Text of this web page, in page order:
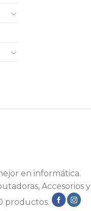
en informática.
Accesorios y
productos.